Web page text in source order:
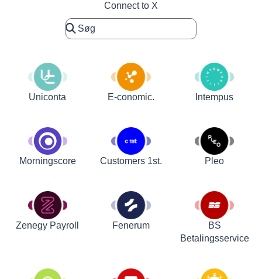
Connect to X
Uniconta E-conomic. Intempus
Morningscore Customers 1st. Pleo
Zenegy Payroll Fenerum
BS
Betalingsservice